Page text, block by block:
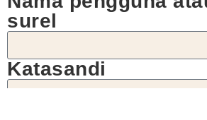
surel
Katasandi